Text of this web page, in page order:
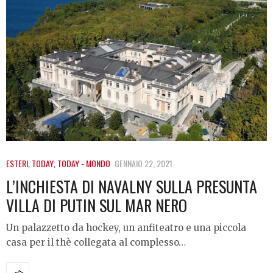
ESTERI,TODAY,TODAY - MONDO GENNAIO 22, 2021
L’INCHIESTA DI NAVALNY SULLA PRESUNTA
VILLA DI PUTIN SUL MAR NERO
Un palazzetto da hockey, un anfiteatro e una piccola
casa per il thè collegata al complesso…